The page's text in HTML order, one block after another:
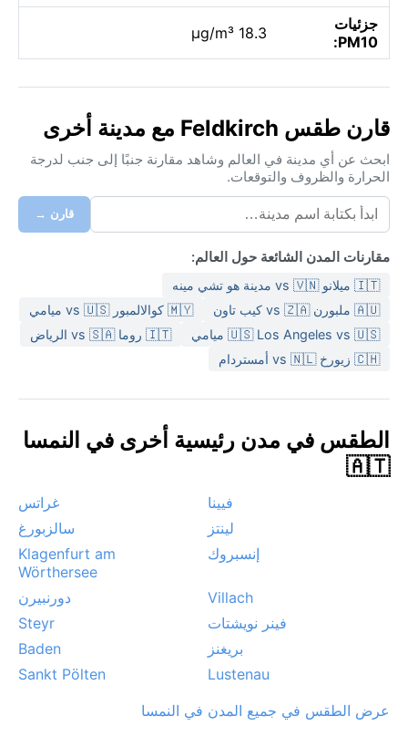
جزئيات
PM10:
18.3 µg/m³
قارن طقس Feldkirch مع مدينة أخرى
ابحث عن أي مدينة في العالم وشاهد مقارنة جنبًا إلى جنب لدرجة
الحرارة والظروف والتوقعات.
قارن →
مقارنات المدن الشائعة حول العالم:
🇮🇹 ميلانو vs 🇻🇳 مدينة هو تشي مينه
🇦🇺 ملبورن vs 🇿🇦 كيب تاون
🇲🇾 كوالالمبور vs 🇺🇸 ميامي
🇺🇸 Los Angeles vs 🇺🇸 ميامي
🇮🇹 روما vs 🇸🇦 الرياض
🇨🇭 زيورخ vs 🇳🇱 أمستردام
الطقس في مدن رئيسية أخرى في النمسا
🇦🇹
فيينا
غراتس
لينتز
سالزبورغ
إنسبروك
Klagenfurt am
Wörthersee
Villach
دورنبيرن
فينر نويشتات
Steyr
بريغنز
Baden
Lustenau
Sankt Pölten
عرض الطقس في جميع المدن في النمسا